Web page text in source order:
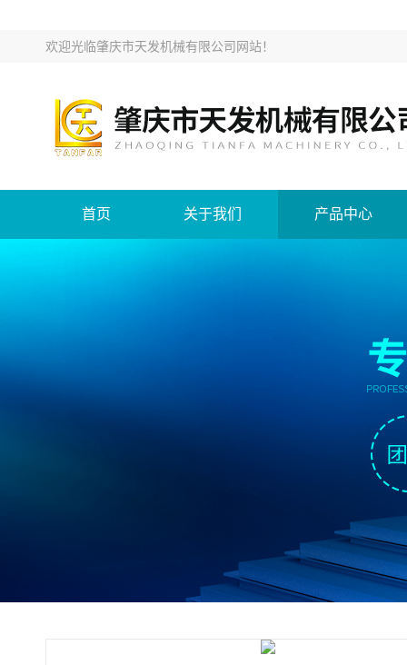
欢迎光临肇庆市天发机械有限公司网站！
首页 关于我们 产品中心